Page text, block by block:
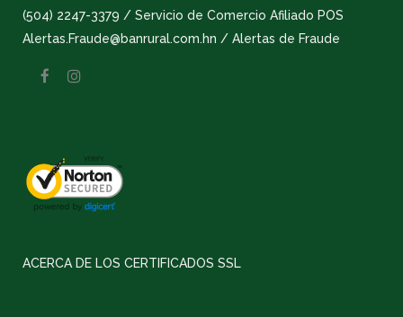
(504) 2247-3379 / Servicio de Comercio Afiliado POS
Alertas.Fraude@banrural.com.hn / Alertas de Fraude
ACERCA DE LOS CERTIFICADOS SSL